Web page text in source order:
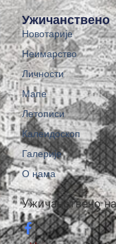
Ужичанствено
Ужичанствено
Новотарије
Неимарство
Личности
Мапе
Летописи
Калеидоскоп
Галерије
О нама